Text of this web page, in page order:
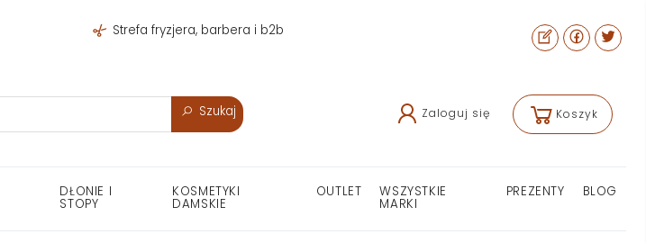
Strefa fryzjera, barbera i b2b
Szukaj Zaloguj się Koszyk
DŁONIE I
STOPY
KOSMETYKI
DAMSKIE
OUTLET WSZYSTKIE
MARKI
PREZENTY BLOG